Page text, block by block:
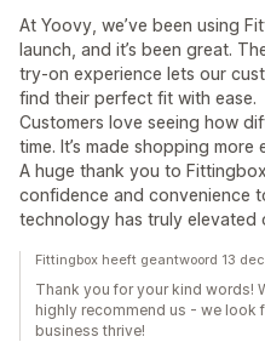
At Yoovy, we’ve been using
launch, and it’s been great.
try-on experience lets our
find their perfect fit with ease.
Customers love seeing how
time. It’s made shopping
A huge thank you to
confidence and convenience
technology has truly elevated
Fittingbox heeft geantwoord 13
Thank you for your kind words!
highly recommend us - we look
business thrive!